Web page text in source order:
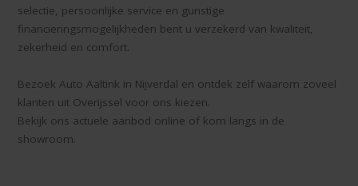
selectie, persoonlijke service en gunstige
financieringsmogelijkheden bent u verzekerd van kwaliteit,
zekerheid en comfort.
Bezoek Auto Aaltink in Nijverdal en ontdek zelf waarom zoveel
klanten uit Overijssel voor ons kiezen.
Bekijk ons actuele aanbod online of kom langs in de
showroom.